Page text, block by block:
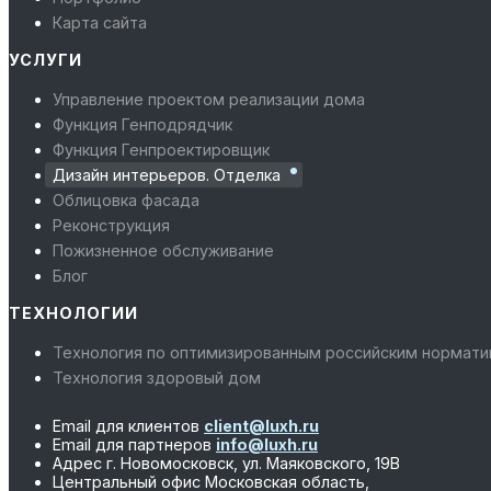
Карта сайта
УСЛУГИ
Управление проектом реализации дома
Функция Генподрядчик
Функция Генпроектировщик
Дизайн интерьеров. Отделка
Облицовка фасада
Реконструкция
Пожизненное обслуживание
Блог
ТЕХНОЛОГИИ
Технология по оптимизированным российским
Технология здоровый дом
Email для клиентов client@luxh.ru
Email для партнеров info@luxh.ru
Адрес г. Новомосковск, ул. Маяковского, 19В
Центральный офис Московская область,